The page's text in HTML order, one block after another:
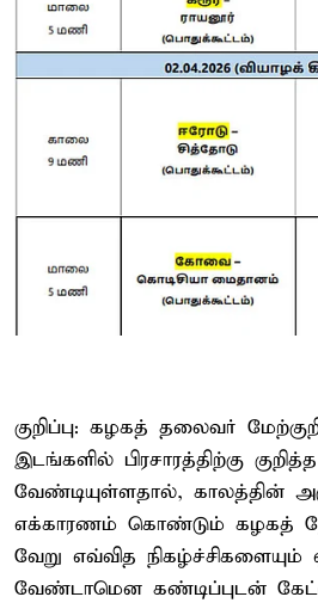
குறிப்பு: கழகத் தலைவர்
இடங்களில் பிரசாரத்திற்கு
வேண்டியுள்ளதால், காலத்தின்
எக்காரணம் கொண்டும் கழகத்
வேறு எவ்வித நிகழ்ச்சிகளையும்
வேண்டாமென கண்டிப்புடன்